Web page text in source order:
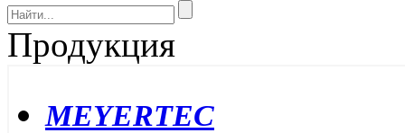
Продукция
MEYERTEC